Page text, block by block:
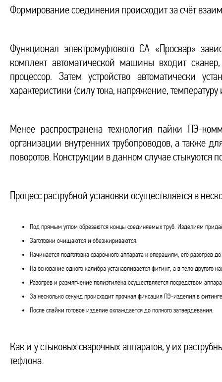
Формирование соединения происходит за счёт
Функционал электромуфтового СА «Просвар»
комплект автоматической машины входит
процессор. Затем устройство автоматически
характеристики (силу тока, напряжение,
Менее распространена технология пайки ПЭ-
организации внутренних трубопроводов, а также
поворотов. Конструкции в данном случае стыкуются
Процесс раструбной установки осуществляется в
Под прямым углом обрезаются концы соединяемых труб. Изделиям
Заготовки очищаются и обезжириваются.
Начинается подготовка сварочного аппарата к операциям, его разогрев
На основание одного калибра устанавливается фитинг, а в тело другого
Разогрев и размягчение полиэтилена осуществляется посредством
За несколько секунд происходит прочная фиксация ПЭ-изделия в
После спайки готовое изделие охлаждается до полного затвердевания.
Как и у стыковых сварочных аппаратов, у их
тефлона.